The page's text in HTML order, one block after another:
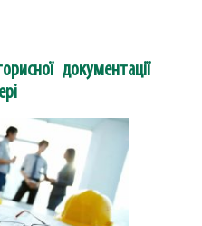
документації